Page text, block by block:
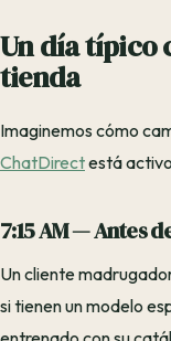
Un día típico
tienda
Imaginemos cómo
ChatDirectestá
7:15 AM — Antes
Un cliente
si tienen un modelo